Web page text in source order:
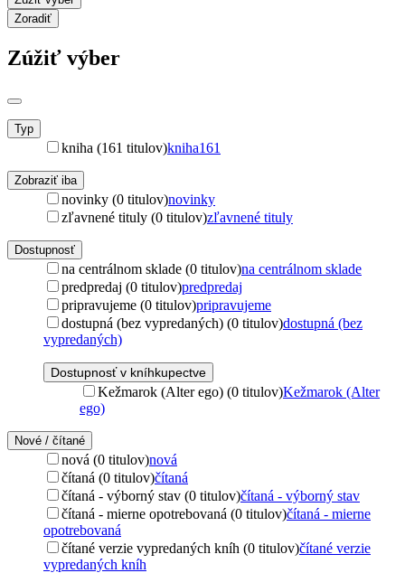
Zoradiť
Zúžiť výber
Typ
kniha (161 titulov)kniha161
Zobraziť iba
novinky (0 titulov)novinky
zľavnené tituly (0 titulov)zľavnené tituly
Dostupnosť
na centrálnom sklade (0 titulov)na centrálnom sklade
predpredaj (0 titulov)predpredaj
pripravujeme (0 titulov)pripravujeme
dostupná (bez vypredaných) (0 titulov)dostupná (bez
vypredaných)
Dostupnosť v kníhkupectve
Kežmarok (Alter ego) (0 titulov)Kežmarok (Alter
ego)
Nové / čítané
nová (0 titulov)nová
čítaná (0 titulov)čítaná
čítaná - výborný stav (0 titulov)čítaná - výborný stav
čítaná - mierne opotrebovaná (0 titulov)čítaná - mierne
opotrebovaná
čítané verzie vypredaných kníh (0 titulov)čítané verzie
vypredaných kníh